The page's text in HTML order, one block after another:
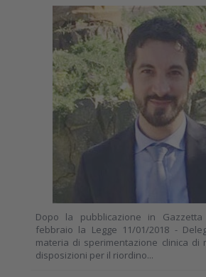
Dopo la pubblicazione in
febbraio la Legge 11/01/2018 -
materia di sperimentazione clinica di
disposizioni per il riordino...